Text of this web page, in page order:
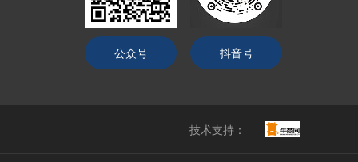
公众号 抖音号
技术支持：